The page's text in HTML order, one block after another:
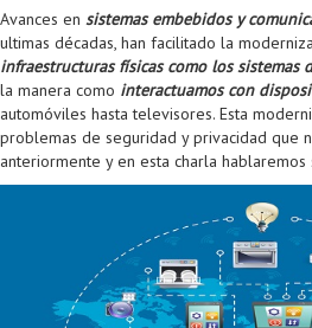
Avances en sistemas embebidos y
ultimas décadas, han facilitado la
infraestructuras físicas como los sistemas
la manera como interactuamos con
automóviles hasta televisores. Esta
problemas de seguridad y privacidad que
anteriormente y en esta charla
Proyecto de grado
Reingreso
Reintegro
Retiro voluntario
Grado